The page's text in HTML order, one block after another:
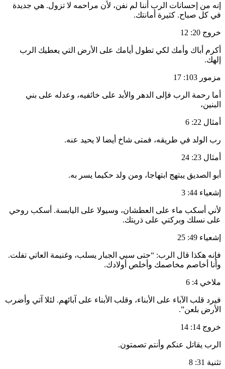
إنه من إحسانات الرب أننا لم نفن، لأن مراحمه لا تزول. هي جديدة
في كل صباح. كثيرة أمانتك.
خروج 20: 12
أكرم أباك وأمك لكي تطول أيامك على الأرض التي يعطيك الرب
إلهك.
مزمور 103: 17
أما رحمة الرب فإلى الدهر والأبد على خائفيه، وعدله على بني
البنين،
أمثال 22: 6
رب الولد في طريقه، فمتى شاخ أيضا لا يحيد عنه.
أمثال 23: 24
أبو الصديق يبتهج ابتهاجا، ومن ولد حكيما يسر به.
إشعياء 44: 3
لأني أسكب ماء على العطشان، وسيولا على اليابسة. أسكب روحي
على نسلك وبركتي على ذريتك.
إشعياء 49: 25
فإنه هكذا قال الرب: “حتى سبي الجبار يسلب، وغنيمة العاتي تفلت.
وأنا أخاصم مخاصمك وأخلص أولادك.
ملاخي 4: 6
فيرد قلب الآباء على الأبناء، وقلب الأبناء على آبائهم. لئلا آتي وأضرب
الأرض بلعن”.
خروج 14: 14
الرب يقاتل عنكم وأنتم تصمتون.
تثنية 31: 8